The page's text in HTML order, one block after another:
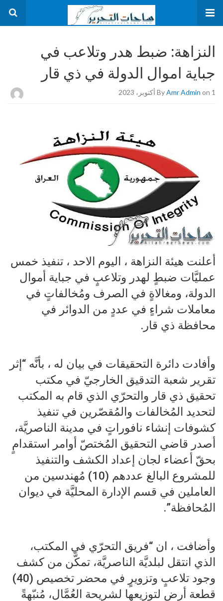
النزاهة: ضبط هدر وتلاعب في
جباية اموال الدولة في ذي قار
ByAmr Admin on 1 أكتوبر، 2023
أعلنت هيئة النزاهة ، اليوم الاحد ، تنفيذ خمس
عمليَّات ضبطٍ لهدر وتلاعبٍ في جباية أموال
الدولة، ومغالاةٍ في الصرف ومُخالفاتٍ في
معاملات شراءٍ في عددٍ من الدوائر في
محافظة ذي قار.
وأفادت دائرة التحقيقات في بيان له ، بأنَّه “إثر
تقرير شعبة التدقيق الخارجيّ في مكتب
تحقيق ذي قار والتحرّي الذي قام به المكتب
لتحديد المُخالفات والمُقصّرين في تنفيذ
كشوفات إنشاء نافوراتٍ في مدينة الناصريَّة،
أصدر قاضي التحقيق المُختصّ أوامر استقدامٍ
بحقّ أعضاء لجان إعداد الكشف والتنفيذ
للمشروع البالغ عددهم (10) مُهندسين من
العاملين في قسم الإدارة المحليَّة في ديوان
المُحافظة”.
وأضافت ، ان “فريق التحرّي في المكتب،
الذي انتقل لبلديَّة الناصريَّة، تمكَّن من كشف
وجود تلاعبٍ وتزويرٍ في محضر تخصيص (40)
قطعة أرضٍ لتوزيعها لشريحة العُمَّال، مُنبّهةً